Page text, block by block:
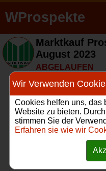
WProspekte
Marktkauf
August 2023
ABGELAUFEN
Wir Verwenden
Cookies helfen uns, das
Website zu bieten.
stimmen Sie der
Erfahren sie wie wir